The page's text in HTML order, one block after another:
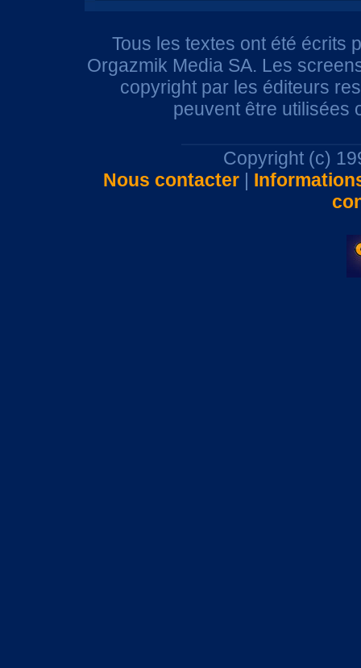
Tous les textes ont été écrits
Orgazmik Media SA. Les
copyright par les éditeurs
peuvent être utilisées
Copyright (c)
Nous contacter|